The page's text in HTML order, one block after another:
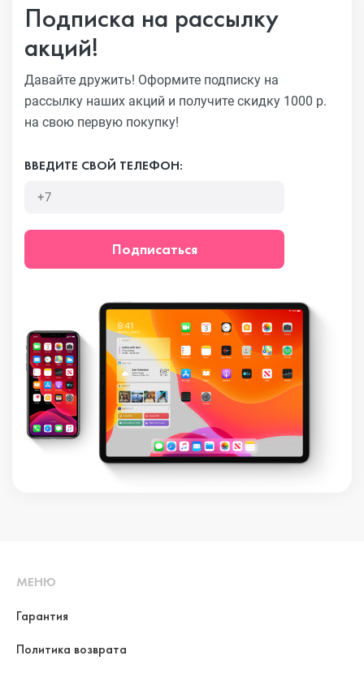
Подписка на рассылку
акций!
Давайте дружить! Оформите подписку на
рассылку наших акций и получите скидку 1000 р.
на свою первую покупку!
ВВЕДИТЕ СВОЙ ТЕЛЕФОН:
Подписаться
МЕНЮ
Гарантия
Политика возврата